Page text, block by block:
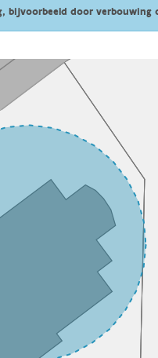
bijvoorbeeld door verbouwing